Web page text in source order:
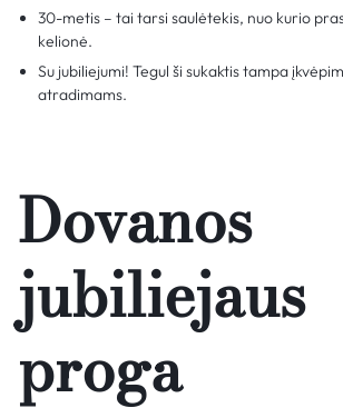
30-metis – tai tarsi saulėtekis, nuo kurio
kelionė.
Su jubiliejumi! Tegul ši sukaktis tampa
atradimams.
Dovanos
jubiliejaus
proga